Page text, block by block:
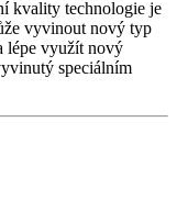
kvality technologie je
vyvinout nový typ
lépe využít nový
speciálním